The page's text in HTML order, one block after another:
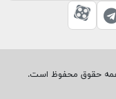
با واتس اپ
تلگرام
کانال آپارات